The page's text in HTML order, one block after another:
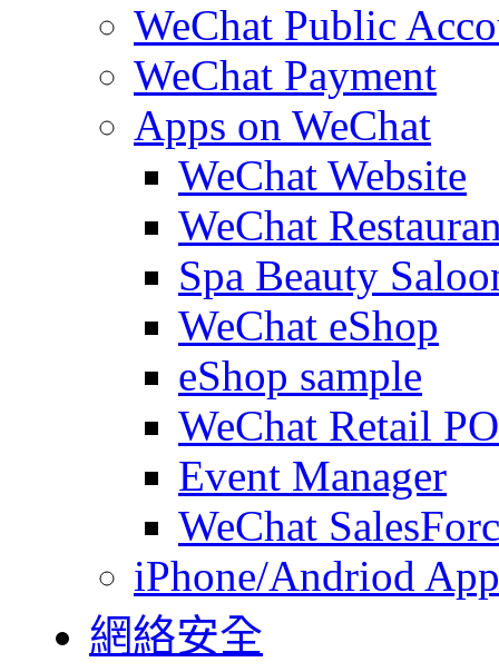
WeChat Public
WeChat Payment
Apps on WeChat
WeChat Website
WeChat
Spa Beauty
WeChat eShop
eShop sample
WeChat Retail
Event Manager
WeChat
iPhone/Andriod
網絡安全